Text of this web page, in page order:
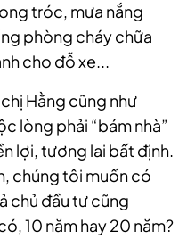
tróc, mưa nắng
phòng cháy chữa
cho đỗ xe...
Hằng cũng như
lòng phải “bám nhà”
lợi, tương lai bất định.
chúng tôi muốn có
chủ đầu tư cũng
10 năm hay 20 năm?